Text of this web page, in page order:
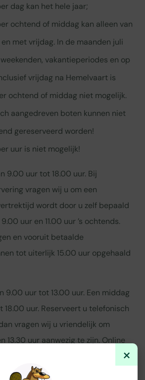
dag kan het hele jaar;
ochtend of middag kan alleen van
met vrijdag. In de maanden juli
vakantieperiodes en op
vrijdag na Hemelvaart is
ochtend of middag niet mogelijk.
aangedreven boten kunnen niet
gereserveerd worden!
uur is niet mogelijk!
9.00 uur tot 18.00 uur. Bij
vragen wij u om een
wordt door u zelf bepaald
uur en 11.00 uur ’s ochtends.
en vooruit betaalde
tot uiterlijk 15.00 uur opgehaald
9.00 uur tot 13.00 uur. Een middag
18.00 uur. Reserveert u telefonisch
vragen wij u vriendelijk om
13.30 uur aanwezig te zijn. Online
worden.
×